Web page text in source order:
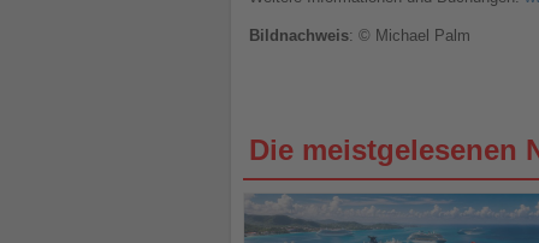
Bildnachweis: © Michael Palm
Die meistgelesenen